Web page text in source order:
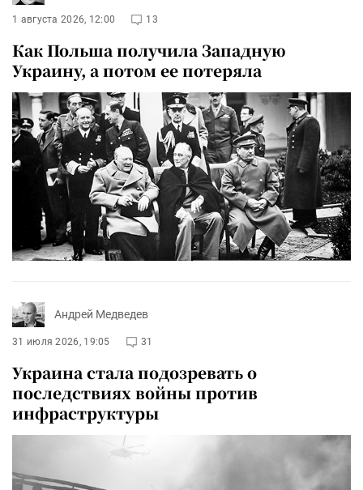
1 августа 2026, 12:00 13
Как Польша получила Западную
Украину, а потом ее потеряла
Андрей Медведев
31 июля 2026, 19:05 31
Украина стала подозревать о
последствиях войны против
инфраструктуры